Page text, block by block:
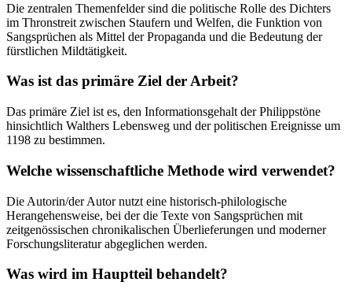
Die zentralen Themenfelder sind die politische Rolle des Dichters
im Thronstreit zwischen Staufern und Welfen, die Funktion von
Sangsprüchen als Mittel der Propaganda und die Bedeutung der
fürstlichen Mildtätigkeit.
Was ist das primäre Ziel der Arbeit?
Das primäre Ziel ist es, den Informationsgehalt der Philippstöne
hinsichtlich Walthers Lebensweg und der politischen Ereignisse um
1198 zu bestimmen.
Welche wissenschaftliche Methode wird verwendet?
Die Autorin/der Autor nutzt eine historisch-philologische
Herangehensweise, bei der die Texte von Sangsprüchen mit
zeitgenössischen chronikalischen Überlieferungen und moderner
Forschungsliteratur abgeglichen werden.
Was wird im Hauptteil behandelt?